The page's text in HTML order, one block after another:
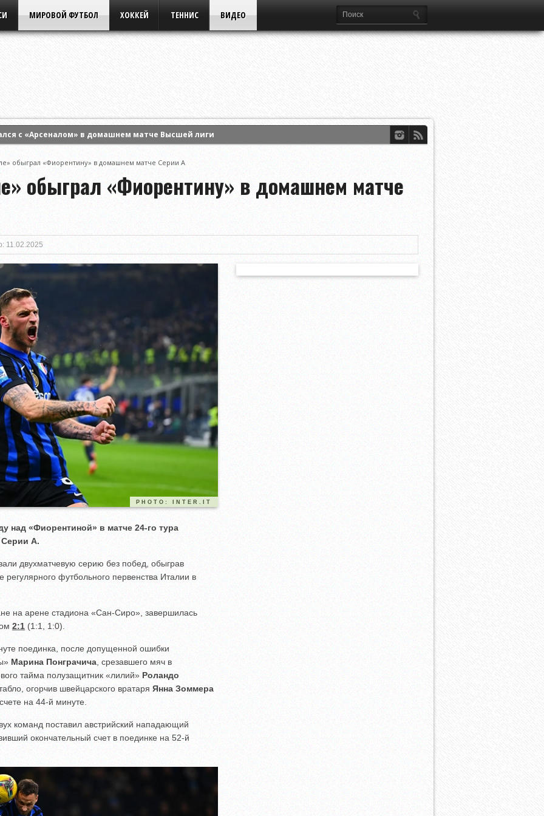
МИРОВОЙ ФУТБОЛ ХОККЕЙ ТЕННИС ВИДЕО
с «Арсеналом» в домашнем матче Высшей лиги
обыграл «Фиорентину» в домашнем матче Серии А
обыграл «Фиорентину» в домашнем матче
11.02.2025
PHOTO: INTER.IT
над «Фиорентиной» в матче 24-го тура
Серии А.
двухматчевую серию без побед, обыграв
футбольного первенства Италии в
на арене стадиона «Сан-Сиро», завершилась
2:1 (1:1, 1:0).
поединка, после допущенной ошибки
Марина Понграчича , срезавшего мяч в
тайма полузащитник «лилий» Роландо
огорчив швейцарского вратаря Янна Зоммера
на 44-й минуте.
команд поставил австрийский нападающий
окончательный счет в поединке на 52-й